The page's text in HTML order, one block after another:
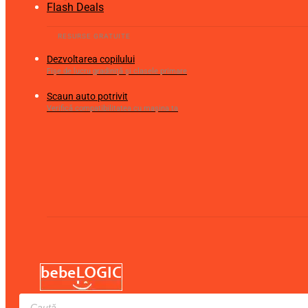
Flash Deals
Dezvoltarea copilului
Fișe de lucru gradiniță și clasele primare
Scaun auto potrivit
Verifică compatibilitatea cu mașina ta
Products